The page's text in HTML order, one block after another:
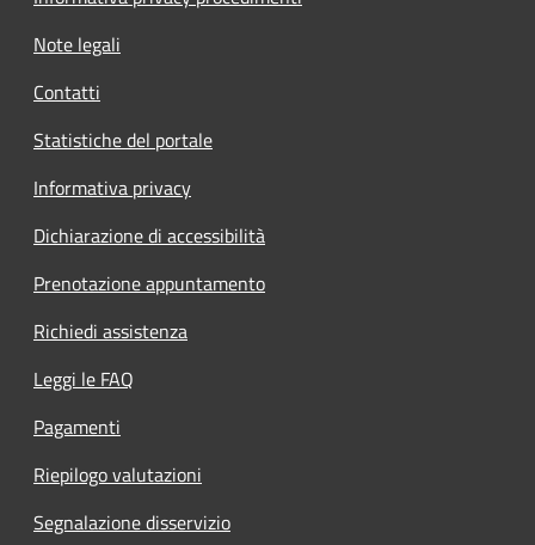
Note legali
Contatti
Statistiche del portale
Informativa privacy
Dichiarazione di accessibilità
Prenotazione appuntamento
Richiedi assistenza
Leggi le FAQ
Pagamenti
Riepilogo valutazioni
Segnalazione disservizio